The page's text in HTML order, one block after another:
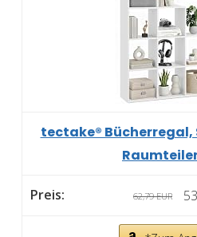
tectake® Bücherregal,
62,79 EUR